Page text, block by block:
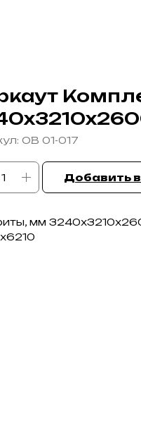
ОВ 01-017
Добавить
мм